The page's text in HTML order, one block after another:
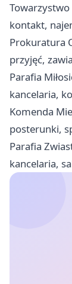
Towarzystwo
kontakt,
Prokuratura
przyjęć,
Parafia
kancelaria,
Komenda
posterunki,
Parafia
kancelaria,